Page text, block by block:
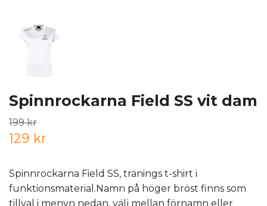
Spinnrockarna Field SS vit dam
199 kr
129 kr
Spinnrockarna Field SS, tränings t-shirt i
funktionsmaterial.Namn på höger bröst finns som
tillval i menyn nedan, välj mellan förnamn eller